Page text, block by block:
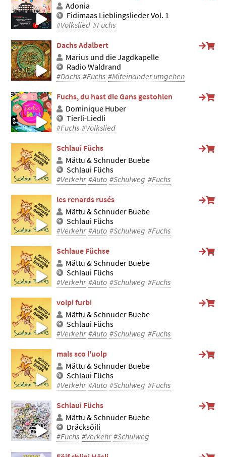
Adonia
Fidimaas Lieblingslieder Vol. 1
#Volkslied #Fuchs
Dachs Adalbert
Marius und die Jagdkapelle
Radio Waldrand
#Dachs #Fuchs #Miteinander umgehen
Fuchs, du hast die Gans gestohlen
Dominique Huber
Tierli-Liedli
#Fuchs #Volkslied
Schlaui Füchs
Mättu & Schnuder Buebe
Schlaui Füchs
#Verkehr #Auto #Schulweg #Fuchs
les renards rusés
Mättu & Schnuder Buebe
Schlaui Füchs
#Verkehr #Auto #Schulweg #Fuchs
Schlaue Füchse
Mättu & Schnuder Buebe
Schlaui Füchs
#Verkehr #Auto #Schulweg #Fuchs
volpi furbi
Mättu & Schnuder Buebe
Schlaui Füchs
#Verkehr #Auto #Schulweg #Fuchs
mals sco l'uolp
Mättu & Schnuder Buebe
Schlaui Füchs
#Verkehr #Auto #Schulweg #Fuchs
Schlaui Füchs
Mättu & Schnuder Buebe
Dräcksöili
#Fuchs #Verkehr #Schulweg